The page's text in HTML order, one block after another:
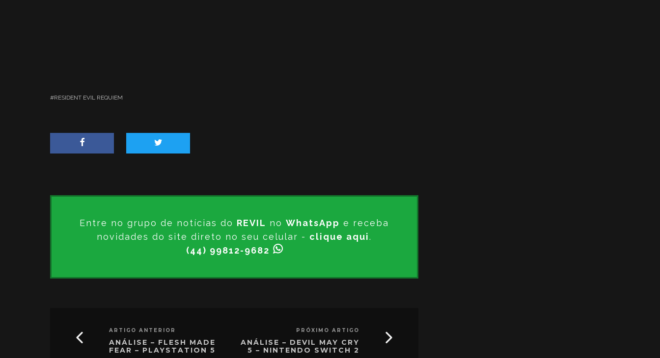
RESIDENT EVIL REQUIEM
Entre no grupo de notícias do REVIL no WhatsApp e receba
novidades do site direto no seu celular - clique aqui.
(44) 99812-9682
ARTIGO ANTERIOR
ANÁLISE – FLESH MADE
FEAR – PLAYSTATION 5
PRÓXIMO ARTIGO
ANÁLISE – DEVIL MAY CRY
5 – NINTENDO SWITCH 2